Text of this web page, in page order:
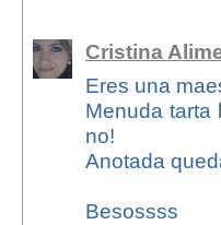
Cristina
Eres una
Menuda tarta
no!
Anotada
Besossss